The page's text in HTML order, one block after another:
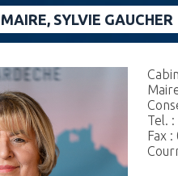
SYLVIE GAUCHER
Tel.
Fax :